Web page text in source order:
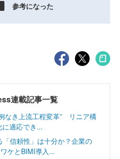
参考になった
連載記事一覧
なき上流工程変革” リニア構
適応でき...
「信頼性」は十分か？企業の
ケとBIMI導入...